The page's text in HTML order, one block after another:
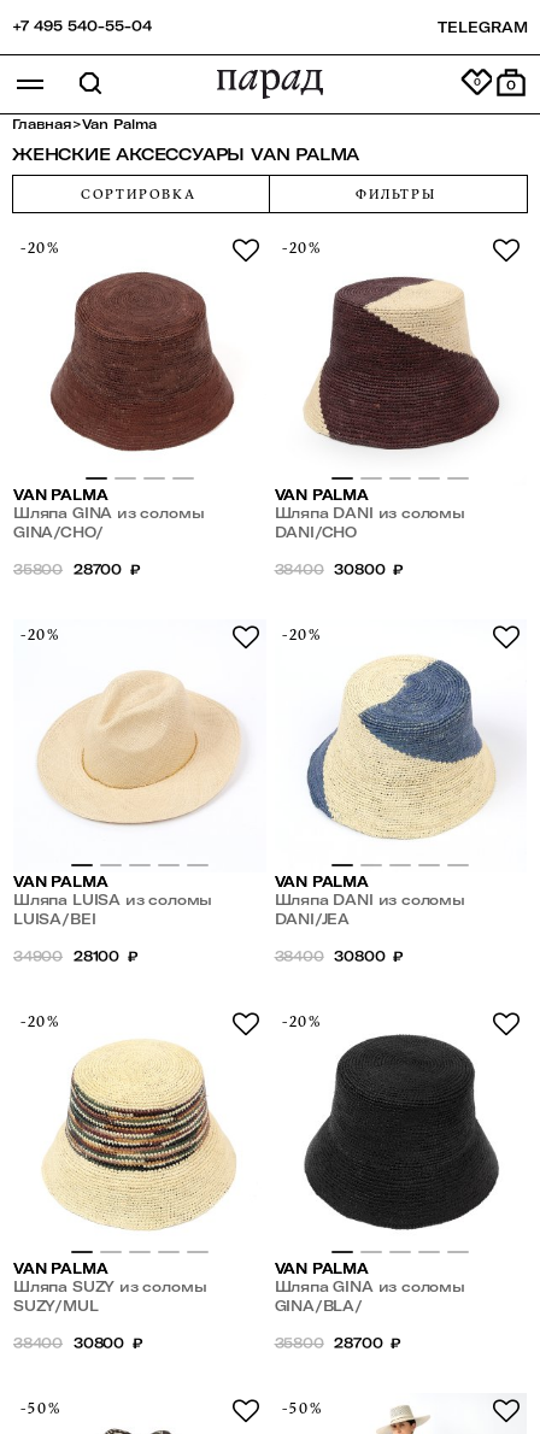
+7 495 540-55-04 TELEGRAM
0
Главная>Van Palma
ЖЕНСКИЕ АКСЕССУАРЫ VAN PALMA
СОРТИРОВКА ФИЛЬТРЫ
-20%
VAN PALMA
Шляпа GINA из соломы
GINA/CHO/
35800 28700 ₽
-20%
VAN PALMA
Шляпа DANI из соломы
DANI/CHO
38400 30800 ₽
-20%
VAN PALMA
Шляпа LUISA из соломы
LUISA/BEI
34900 28100 ₽
-20%
VAN PALMA
Шляпа DANI из соломы
DANI/JEA
38400 30800 ₽
-20%
VAN PALMA
Шляпа SUZY из соломы
SUZY/MUL
38400 30800 ₽
-20%
VAN PALMA
Шляпа GINA из соломы
GINA/BLA/
35800 28700 ₽
-50% -50%